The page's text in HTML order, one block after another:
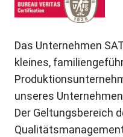
Das Unternehmen
kleines,
unseres
Der Geltungsbereich